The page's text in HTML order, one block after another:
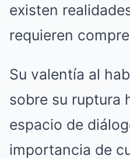
existen
requieren
Su valentía al
sobre su ruptura
espacio de
importancia de